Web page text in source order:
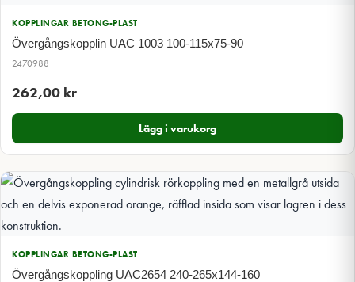
KOPPLINGAR BETONG-PLAST
Övergångskopplin UAC 1003 100-115x75-90
2470988
262,00 kr
Lägg i varukorg
KOPPLINGAR BETONG-PLAST
Övergångskoppling UAC2654 240-265x144-160